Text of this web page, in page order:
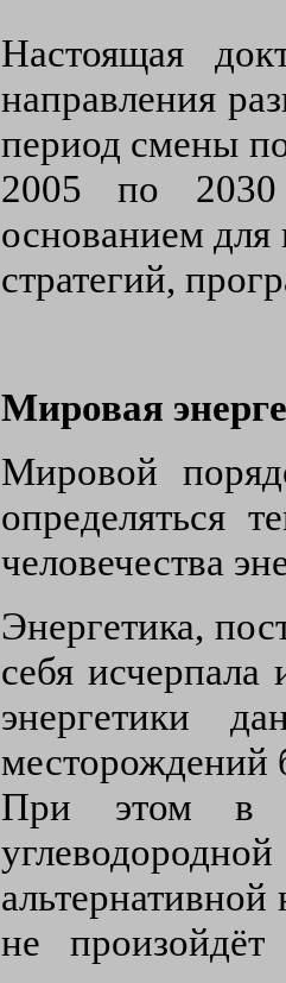
Настоящая
направления
период смены
2005 по 2030
основанием для
стратегий,
Мировая
Мировой
определяться
человечества
Энергетика,
себя
энергетики
месторождений
При этом в
не произойдёт